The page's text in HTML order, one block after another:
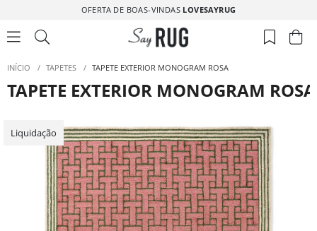
OFERTA DE BOAS-VINDAS LOVESAYRUG
INÍCIO / TAPETES / TAPETE EXTERIOR MONOGRAM ROSA
TAPETE EXTERIOR MONOGRAM ROSA
Liquidação